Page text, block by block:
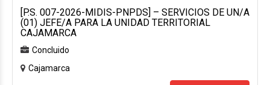
[P.S. 007-2026-MIDIS-PNPDS] – SERVICIOS DE UN/A
(01) JEFE/A PARA LA UNIDAD TERRITORIAL
CAJAMARCA
Concluido
Cajamarca